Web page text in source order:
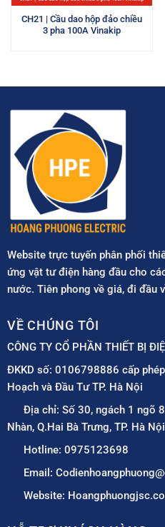
CH21 | Cầu dao hộp đảo chiều
3 pha 100A Vinakip
Website trực tuyến phân phối
ứng vật tư điện hàng đầu cho
nước. Tiên phong về giá, đi đầu
VỀ CHÚNG TÔI
CÔNG TY CỔ PHẦN THIẾT BỊ
ĐKKD số: 0106798886 cấp
Hoạch và Đầu Tư TP. Hà Nội
Địa chỉ: Số 30, ngách 1 ngõ
Nhàn, Q.Hai Bà Trưng, TP. Hà Nội
Hotline: 0975123698
Email:
Website: